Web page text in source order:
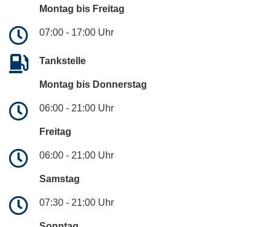
Montag bis Freitag
07:00 - 17:00 Uhr
Tankstelle
Montag bis Donnerstag
06:00 - 21:00 Uhr
Freitag
06:00 - 21:00 Uhr
Samstag
07:30 - 21:00 Uhr